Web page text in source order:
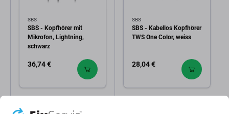
SBS
SBS - Kopfhörer mit
Mikrofon, Lightning,
schwarz
36,74 €
SBS
SBS - Kabellos Kopfhörer
TWS One Color, weiss
28,04 €